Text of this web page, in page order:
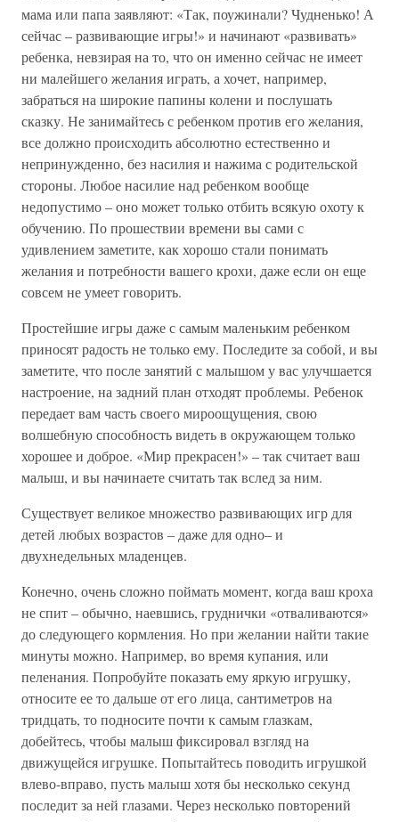
мама или папа заявляют: «Так, поужинали? Чудненько! А
сейчас – развивающие игры!» и начинают «развивать»
ребенка, невзирая на то, что он именно сейчас не имеет
ни малейшего желания играть, а хочет, например,
забраться на широкие папины колени и послушать
сказку. Не занимайтесь с ребенком против его желания,
все должно происходить абсолютно естественно и
непринужденно, без насилия и нажима с родительской
стороны. Любое насилие над ребенком вообще
недопустимо – оно может только отбить всякую охоту к
обучению. По прошествии времени вы сами с
удивлением заметите, как хорошо стали понимать
желания и потребности вашего крохи, даже если он еще
совсем не умеет говорить.
Простейшие игры даже с самым маленьким ребенком
приносят радость не только ему. Последите за собой, и вы
заметите, что после занятий с малышом у вас улучшается
настроение, на задний план отходят проблемы. Ребенок
передает вам часть своего мироощущения, свою
волшебную способность видеть в окружающем только
хорошее и доброе. «Мир прекрасен!» – так считает ваш
малыш, и вы начинаете считать так вслед за ним.
Существует великое множество развивающих игр для
детей любых возрастов – даже для одно– и
двухнедельных младенцев.
Конечно, очень сложно поймать момент, когда ваш кроха
не спит – обычно, наевшись, груднички «отваливаются»
до следующего кормления. Но при желании найти такие
минуты можно. Например, во время купания, или
пеленания. Попробуйте показать ему яркую игрушку,
относите ее то дальше от его лица, сантиметров на
тридцать, то подносите почти к самым глазкам,
добейтесь, чтобы малыш фиксировал взгляд на
движущейся игрушке. Попытайтесь поводить игрушкой
влево-вправо, пусть малыш хотя бы несколько секунд
последит за ней глазами. Через несколько повторений